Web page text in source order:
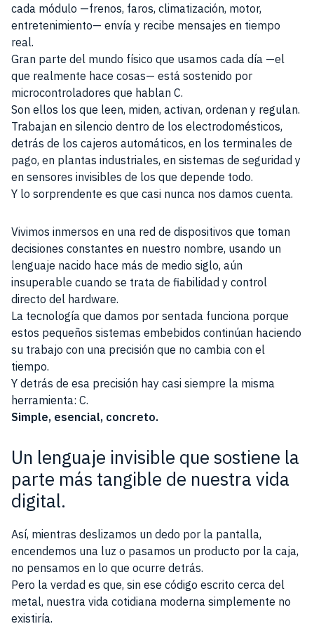
cada módulo —frenos, faros, climatización, motor,
entretenimiento— envía y recibe mensajes en tiempo
real.
Gran parte del mundo físico que usamos cada día —el
que realmente hace cosas— está sostenido por
microcontroladores que hablan C.
Son ellos los que leen, miden, activan, ordenan y regulan.
Trabajan en silencio dentro de los electrodomésticos,
detrás de los cajeros automáticos, en los terminales de
pago, en plantas industriales, en sistemas de seguridad y
en sensores invisibles de los que depende todo.
Y lo sorprendente es que casi nunca nos damos cuenta.
Vivimos inmersos en una red de dispositivos que toman
decisiones constantes en nuestro nombre, usando un
lenguaje nacido hace más de medio siglo, aún
insuperable cuando se trata de fiabilidad y control
directo del hardware.
La tecnología que damos por sentada funciona porque
estos pequeños sistemas embebidos continúan haciendo
su trabajo con una precisión que no cambia con el
tiempo.
Y detrás de esa precisión hay casi siempre la misma
herramienta: C.
Simple, esencial, concreto.
Un lenguaje invisible que sostiene la
parte más tangible de nuestra vida
digital.
Así, mientras deslizamos un dedo por la pantalla,
encendemos una luz o pasamos un producto por la caja,
no pensamos en lo que ocurre detrás.
Pero la verdad es que, sin ese código escrito cerca del
metal, nuestra vida cotidiana moderna simplemente no
existiría.